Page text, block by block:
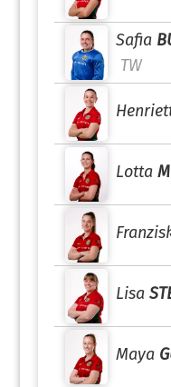
Safia
TW
Lotta
Lisa
Maya